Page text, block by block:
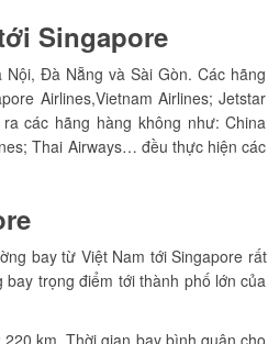
Singapore
Đà Nẵng và Sài Gòn. Các hãng
Airlines,Vietnam Airlines; Jetstar
các hãng hàng không như: China
Thai Airways… đều thực hiện các
bay từ Việt Nam tới Singapore rất
trọng điểm tới thành phố lớn của
km. Thời gian bay bình quân cho